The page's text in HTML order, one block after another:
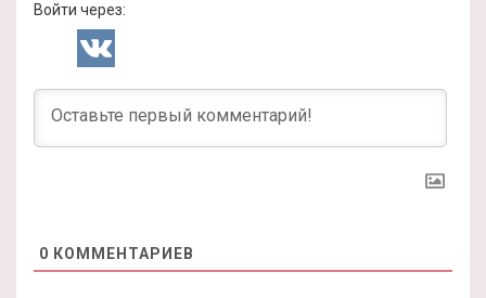
Войти через:
0 КОММЕНТАРИЕВ